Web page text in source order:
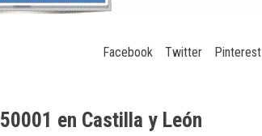
Facebook Twitter Pinterest
en Castilla y León